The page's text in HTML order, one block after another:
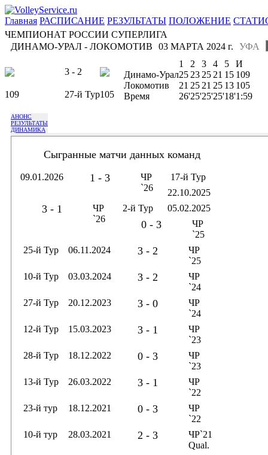
Главная РАСПИСАНИЕ РЕЗУЛЬТАТЫ ПОЛОЖЕНИЕ
ЧЕМПИОНАТ РОССИИ СУПЕРЛИГА
ДИНАМО-УРАЛ - ЛОКОМОТИВ
УФА
03 МАРТА 2024 г.
3 - 2
109 27-й Тур105
1 2 3 4 5
И
Динамо-Урал25 23 25 21 15 109
Локомотив
21 25 21 25 13 105
Время
26'25'25'25'18'1:59
АНОНС
РЕЗУЛЬТАТЫ
ДИНАМИКА
Сыгранные матчи данных команд
09.01.2026 1 - 3
ЧР
`26
17-й Тур
22.10.2025
3 - 1
ЧР
`26
2-й Тур 05.02.2025
0 - 3
ЧР
`25
25-й Тур
06.11.2024 3 - 2
ЧР
`25
10-й Тур
03.03.2024 3 - 2
ЧР
`24
27-й Тур
20.12.2023 3 - 0
ЧР
`24
12-й Тур
15.03.2023 3 - 1
ЧР
`23
28-й Тур
18.12.2022 0 - 3
ЧР
`23
13-й Тур
26.03.2022 3 - 1
ЧР
`22
23-й тур
18.12.2021 0 - 3
ЧР
`22
10-й тур
28.03.2021 2 - 3
ЧР`21
Qual.